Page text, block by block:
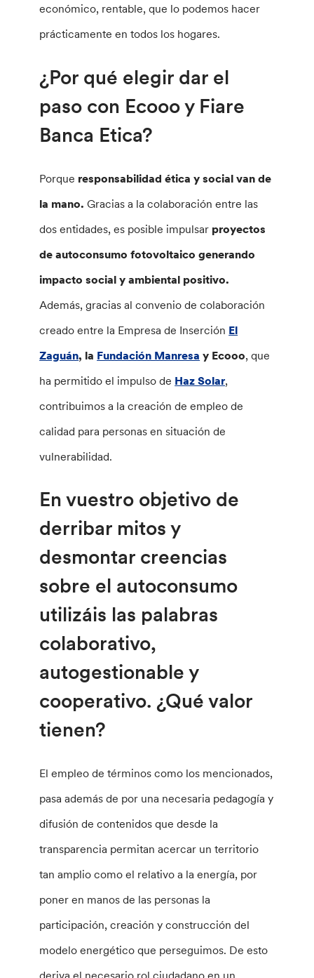
económico, rentable, que lo podemos hacer
prácticamente en todos los hogares.
¿Por qué elegir dar el
paso con Ecooo y Fiare
Banca Etica?
Porque responsabilidad ética y social van de
la mano. Gracias a la colaboración entre las
dos entidades, es posible impulsar proyectos
de autoconsumo fotovoltaico generando
impacto social y ambiental positivo.
Además, gracias al convenio de colaboración
creado entre la Empresa de Inserción El
Zaguán, la Fundación Manresa y Ecooo, que
ha permitido el impulso de Haz Solar,
contribuimos a la creación de empleo de
calidad para personas en situación de
vulnerabilidad.
En vuestro objetivo de
derribar mitos y
desmontar creencias
sobre el autoconsumo
utilizáis las palabras
colaborativo,
autogestionable y
cooperativo. ¿Qué valor
tienen?
El empleo de términos como los mencionados,
pasa además de por una necesaria pedagogía y
difusión de contenidos que desde la
transparencia permitan acercar un territorio
tan amplio como el relativo a la energía, por
poner en manos de las personas la
participación, creación y construcción del
modelo energético que perseguimos. De esto